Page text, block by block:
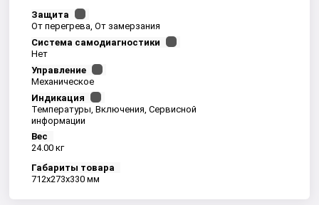
Защита
От перегрева, От замерзания
Система самодиагностики
Нет
Управление
Механическое
Индикация
Температуры, Включения, Сервисной
информации
Вес
24.00 кг
Габариты товара
712x273x330 мм